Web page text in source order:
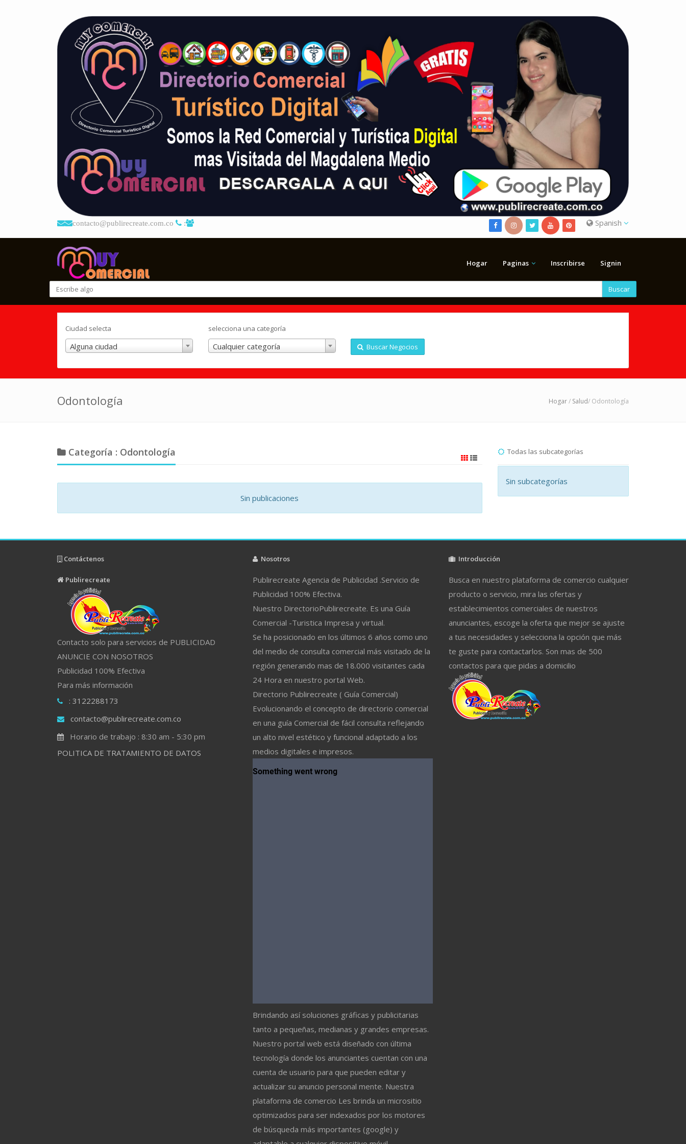
contacto@publirecreate.com.co : Spanish
Hogar Paginas Inscribirse Signin
Buscar
Ciudad selecta
Alguna ciudad
selecciona una categoría
Cualquier categoría Buscar Negocios
Odontología Hogar/ Salud/ Odontología
Categoría : Odontología
Sin publicaciones
Todas las subcategorías
Sin subcategorías
Contáctenos
Publirecreate
Contacto solo para servicios de PUBLICIDAD
ANUNCIE CON NOSOTROS
Publicidad 100% Efectiva
Para más información
: 3122288173
contacto@publirecreate.com.co
Horario de trabajo : 8:30 am - 5:30 pm
POLITICA DE TRATAMIENTO DE DATOS
Nosotros
Publirecreate Agencia de Publicidad .Servicio de
Publicidad 100% Efectiva.
Nuestro DirectorioPublirecreate. Es una Guía
Comercial -Turistica Impresa y virtual.
Se ha posicionado en los últimos 6 años como uno
del medio de consulta comercial más visitado de la
región generando mas de 18.000 visitantes cada
24 Hora en nuestro portal Web.
Directorio Publirecreate ( Guía Comercial)
Evolucionando el concepto de directorio comercial
en una guía Comercial de fácil consulta reflejando
un alto nivel estético y funcional adaptado a los
medios digitales e impresos.
Brindando así soluciones gráficas y publicitarias
tanto a pequeñas, medianas y grandes empresas.
Nuestro portal web está diseñado con última
tecnología donde los anunciantes cuentan con una
cuenta de usuario para que pueden editar y
actualizar su anuncio personal mente. Nuestra
plataforma de comercio Les brinda un micrositio
optimizados para ser indexados por los motores
de búsqueda más importantes (google) y
Introducción
Busca en nuestro plataforma de comercio cualquier
producto o servicio, mira las ofertas y
establecimientos comerciales de nuestros
anunciantes, escoge la oferta que mejor se ajuste
a tus necesidades y selecciona la opción que más
te guste para contactarlos. Son mas de 500
contactos para que pidas a domicilio